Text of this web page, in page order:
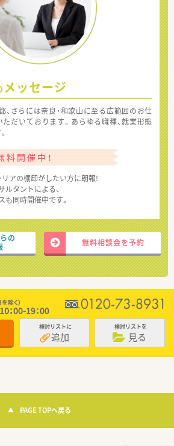
メッセージ
、さらには奈良・和歌山に至る広範囲のお仕
だいております。あらゆる職種、就業形態
開催中！
リアの棚卸がしたい方に朗報!
タントによる、
も同時開催中です。
の
無料相談会を予約
検討リストに
追加
検討リストを
見る
PAGE TOPへ戻る